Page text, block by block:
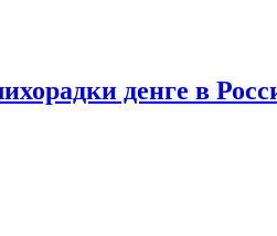
денге в